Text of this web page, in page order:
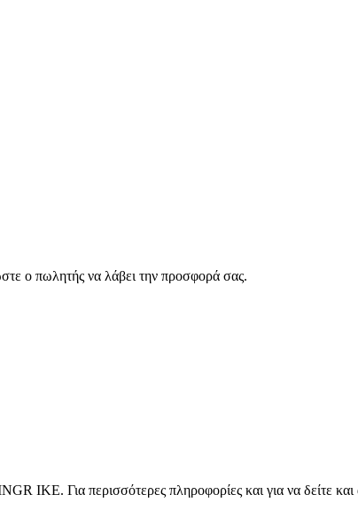
ο πωλητής να λάβει την προσφορά σας.
ΙΚΕ. Για περισσότερες πληροφορίες και για να δείτε